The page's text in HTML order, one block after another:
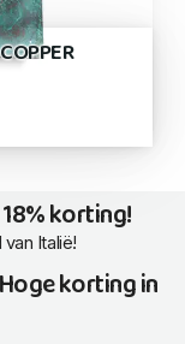
korting!
Italië!
korting in